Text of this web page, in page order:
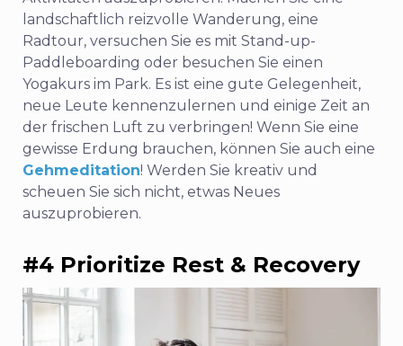
landschaftlich reizvolle Wanderung, eine
Radtour, versuchen Sie es mit Stand-up-
Paddleboarding oder besuchen Sie einen
Yogakurs im Park. Es ist eine gute Gelegenheit,
neue Leute kennenzulernen und einige Zeit an
der frischen Luft zu verbringen! Wenn Sie eine
gewisse Erdung brauchen, können Sie auch eine
Gehmeditation! Werden Sie kreativ und
scheuen Sie sich nicht, etwas Neues
auszuprobieren.
#4 Prioritize Rest & Recovery